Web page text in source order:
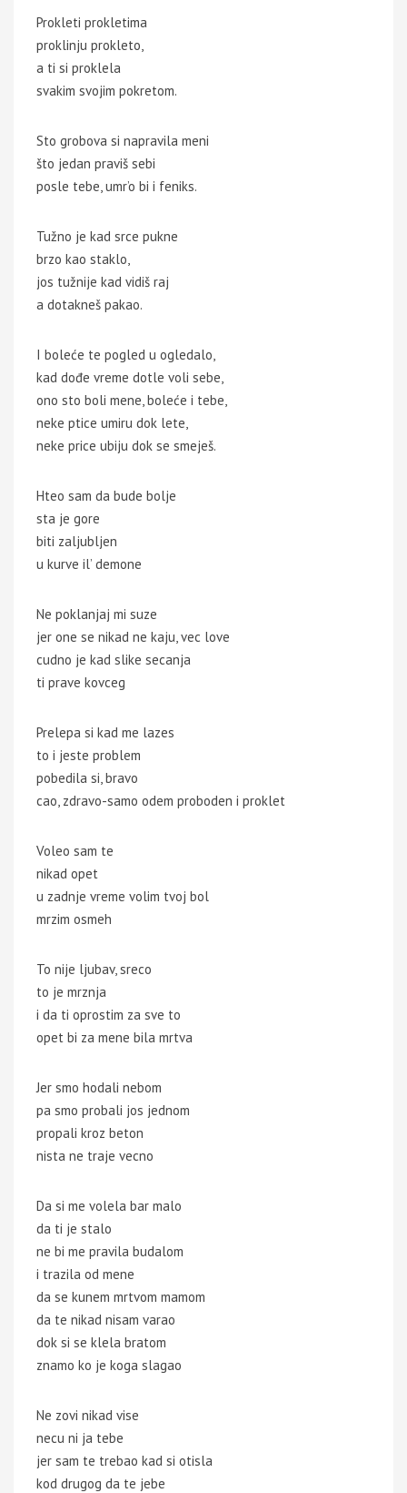
Prokleti prokletima
proklinju prokleto,
a ti si proklela
svakim svojim pokretom.
Sto grobova si napravila meni
što jedan praviš sebi
posle tebe, umr’o bi i feniks.
Tužno je kad srce pukne
brzo kao staklo,
jos tužnije kad vidiš raj
a dotakneš pakao.
I boleće te pogled u ogledalo,
kad dođe vreme dotle voli sebe,
ono sto boli mene, boleće i tebe,
neke ptice umiru dok lete,
neke price ubiju dok se smeješ.
Hteo sam da bude bolje
sta je gore
biti zaljubljen
u kurve il’ demone
Ne poklanjaj mi suze
jer one se nikad ne kaju, vec love
cudno je kad slike secanja
ti prave kovceg
Prelepa si kad me lazes
to i jeste problem
pobedila si, bravo
cao, zdravo-samo odem proboden i proklet
Voleo sam te
nikad opet
u zadnje vreme volim tvoj bol
mrzim osmeh
To nije ljubav, sreco
to je mrznja
i da ti oprostim za sve to
opet bi za mene bila mrtva
Jer smo hodali nebom
pa smo probali jos jednom
propali kroz beton
nista ne traje vecno
Da si me volela bar malo
da ti je stalo
ne bi me pravila budalom
i trazila od mene
da se kunem mrtvom mamom
da te nikad nisam varao
dok si se klela bratom
znamo ko je koga slagao
Ne zovi nikad vise
necu ni ja tebe
jer sam te trebao kad si otisla
kod drugog da te jebe